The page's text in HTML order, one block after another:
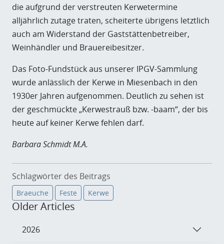
die aufgrund der verstreuten Kerwetermine
alljährlich zutage traten, scheiterte übrigens letztlich
auch am Widerstand der Gaststättenbetreiber,
Weinhändler und Brauereibesitzer.
Das Foto-Fundstück aus unserer IPGV-Sammlung
wurde anlässlich der Kerwe in Miesenbach in den
1930er Jahren aufgenommen. Deutlich zu sehen ist
der geschmückte „Kerwestrauß bzw. -baam“, der bis
heute auf keiner Kerwe fehlen darf.
Barbara Schmidt M.A.
Schlagwörter des Beitrags
Braeuche Feste Kerwe
Older Articles
2026